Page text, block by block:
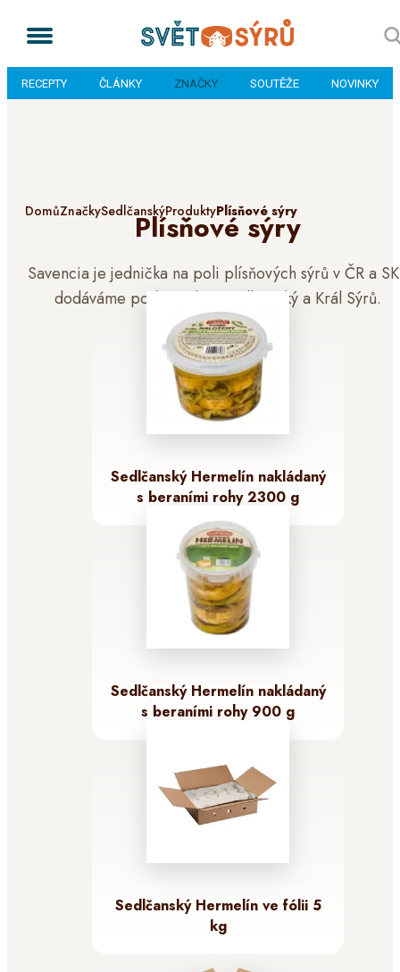
RECEPTY ČLÁNKY ZNAČKY SOUTĚŽE NOVINKY
DomůZnačkySedlčanskýProduktyPlísňové sýry
Plísňové sýry
Savencia je jednička na poli plísňových sýrů v ČR a
dodáváme pod značkou Sedlčanský a Král Sýrů.
Sedlčanský Hermelín nakládaný
s beraními rohy 2300 g
Sedlčanský Hermelín nakládaný
s beraními rohy 900 g
Sedlčanský Hermelín ve fólii 5
kg